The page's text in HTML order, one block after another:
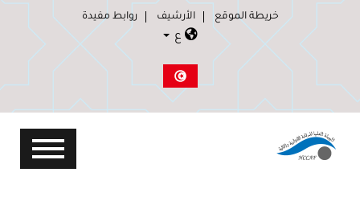
خريطة الموقع الأرشيف روابط مفيدة
ع